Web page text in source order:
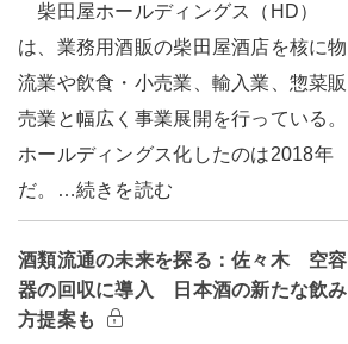
柴田屋ホールディングス（HD）
は、業務用酒販の柴田屋酒店を核に物
流業や飲食・小売業、輸入業、惣菜販
売業と幅広く事業展開を行っている。
ホールディングス化したのは2018年
だ。…続きを読む
酒類流通の未来を探る：佐々木 空容
器の回収に導入 日本酒の新たな飲み
方提案も